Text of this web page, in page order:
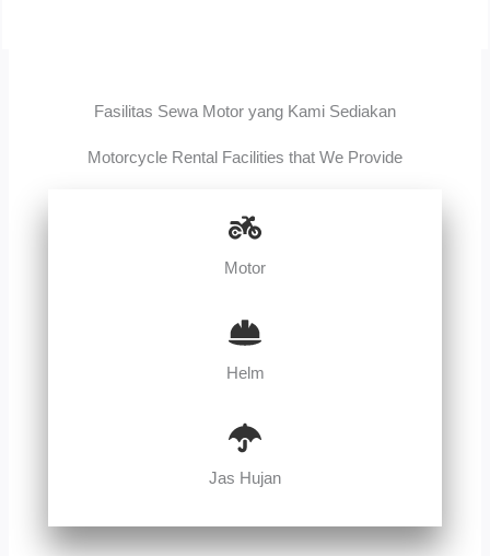
Fasilitas Sewa Motor yang Kami Sediakan
Motorcycle Rental Facilities that We Provide
Motor
Helm
Jas Hujan